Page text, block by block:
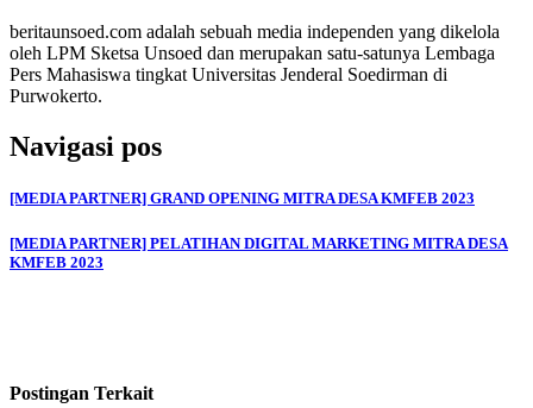
beritaunsoed.com adalah sebuah media independen yang dikelola
oleh LPM Sketsa Unsoed dan merupakan satu-satunya Lembaga
Pers Mahasiswa tingkat Universitas Jenderal Soedirman di
Purwokerto.
Navigasi pos
[MEDIA PARTNER] GRAND OPENING MITRA DESA KMFEB 2023
[MEDIA PARTNER] PELATIHAN DIGITAL MARKETING MITRA DESA
KMFEB 2023
Postingan Terkait